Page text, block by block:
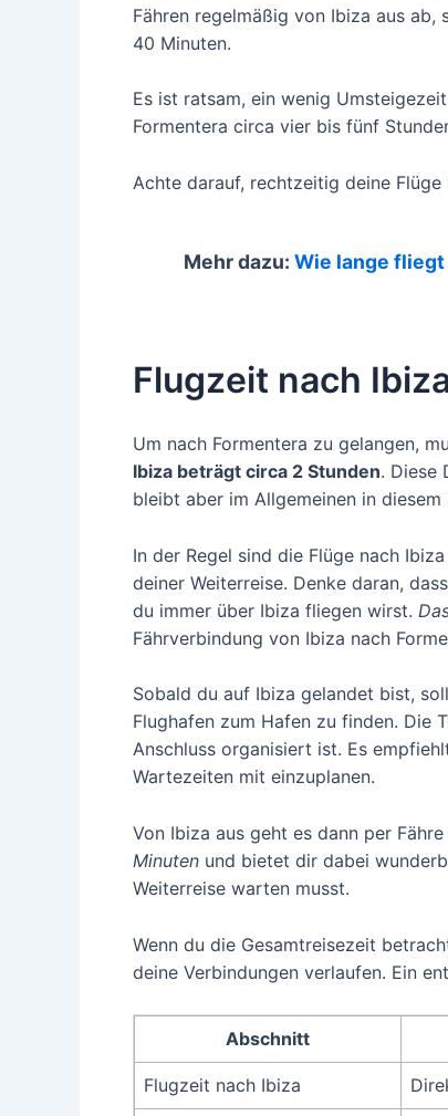
Fähren regelmäßig von Ibiza aus
40 Minuten.
Es ist ratsam, ein wenig
Formentera circa vier bis fünf
Achte darauf, rechtzeitig deine
Mehr dazu:Wie lange fliegt
Flugzeit nach
Um nach Formentera zu gelangen,
Ibiza beträgt circa 2 Stunden. Diese
bleibt aber im Allgemeinen in diesem
In der Regel sind die Flüge nach
deiner Weiterreise. Denke daran,
du immer über Ibiza fliegen wirst.
Fährverbindung von Ibiza nach
Sobald du auf Ibiza gelandet bist,
Flughafen zum Hafen zu finden. Die
Anschluss organisiert ist. Es
Wartezeiten mit einzuplanen.
Von Ibiza aus geht es dann per
Minuten und bietet dir dabei
Weiterreise warten musst.
Wenn du die Gesamtreisezeit
deine Verbindungen verlaufen. Ein
Abschnitt
Flugzeit nach Ibiza